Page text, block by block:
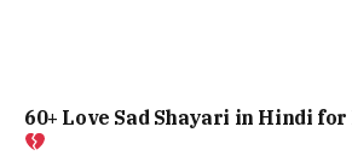
60+ Love Sad Shayari in Hindi